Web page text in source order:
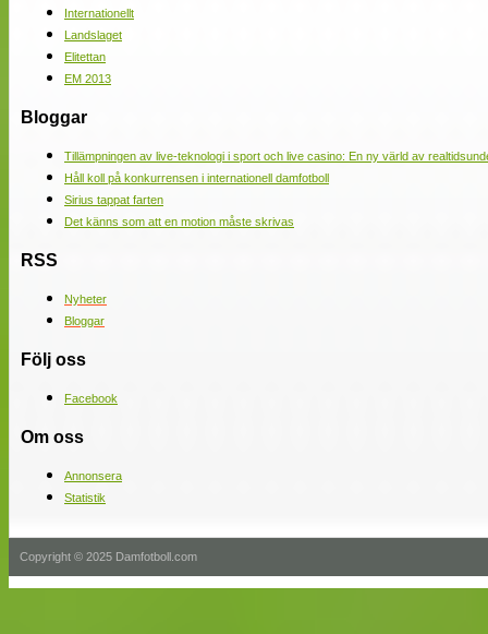
Internationellt
Landslaget
Elitettan
EM 2013
Bloggar
Tillämpningen av live-teknologi i sport och live casino: En ny värld av
Håll koll på konkurrensen i internationell damfotboll
Sirius tappat farten
Det känns som att en motion måste skrivas
RSS
Nyheter
Bloggar
Följ oss
Facebook
Om oss
Annonsera
Statistik
Copyright © 2025 Damfotboll.com